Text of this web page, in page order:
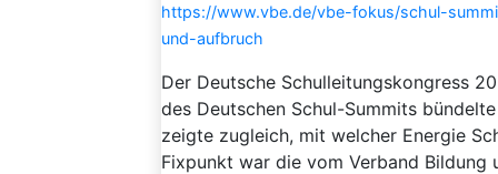
https://www.vbe.de/vbe-fokus/schul-
und-aufbruch
Der Deutsche Schulleitungskongress
des Deutschen Schul-Summits
zeigte zugleich, mit welcher Energie
Fixpunkt war die vom Verband